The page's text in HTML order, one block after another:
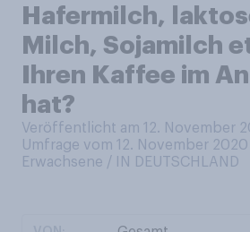
Hafermilch,
Milch, Sojamilch
Ihren Kaffee im
hat?
Veröffentlicht am 12. November
Umfrage vom 12. November
Erwachsene / IN DEUTSCHLAND